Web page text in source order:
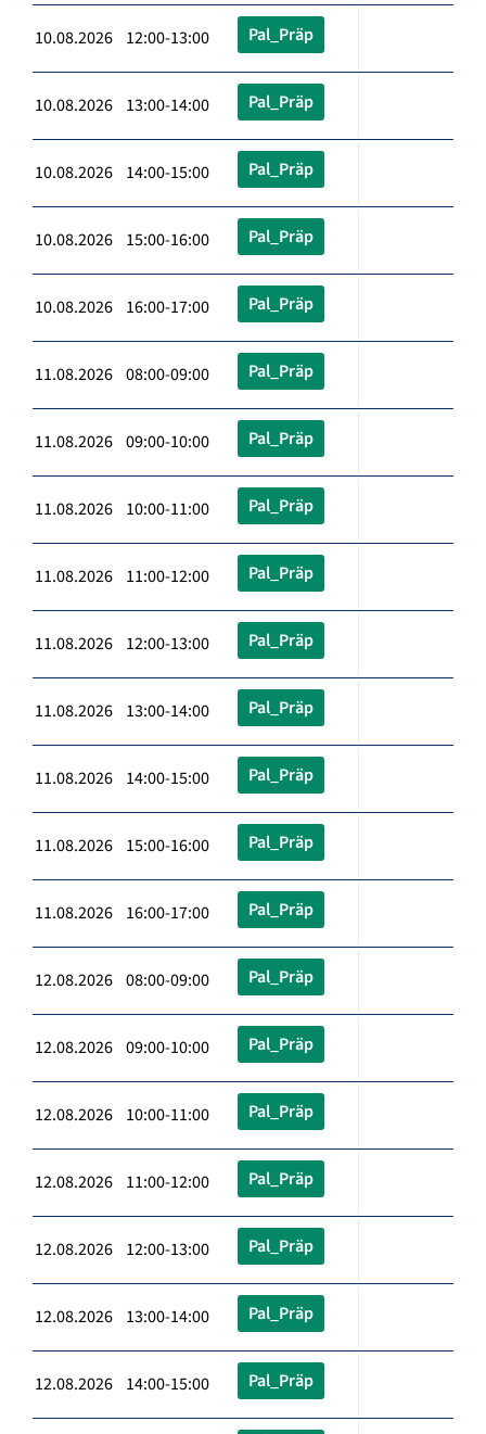
10.08.2026 12:00-13:00 Pal_Präp
10.08.2026 13:00-14:00 Pal_Präp
10.08.2026 14:00-15:00 Pal_Präp
10.08.2026 15:00-16:00 Pal_Präp
10.08.2026 16:00-17:00 Pal_Präp
11.08.2026 08:00-09:00 Pal_Präp
11.08.2026 09:00-10:00 Pal_Präp
11.08.2026 10:00-11:00 Pal_Präp
11.08.2026 11:00-12:00 Pal_Präp
11.08.2026 12:00-13:00 Pal_Präp
11.08.2026 13:00-14:00 Pal_Präp
11.08.2026 14:00-15:00 Pal_Präp
11.08.2026 15:00-16:00 Pal_Präp
11.08.2026 16:00-17:00 Pal_Präp
12.08.2026 08:00-09:00 Pal_Präp
12.08.2026 09:00-10:00 Pal_Präp
12.08.2026 10:00-11:00 Pal_Präp
12.08.2026 11:00-12:00 Pal_Präp
12.08.2026 12:00-13:00 Pal_Präp
12.08.2026 13:00-14:00 Pal_Präp
12.08.2026 14:00-15:00 Pal_Präp